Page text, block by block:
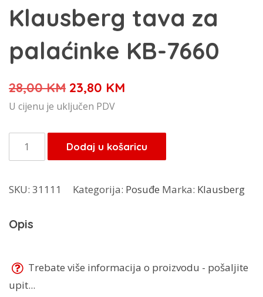
Klausberg tava za
palaćinke KB-7660
28,00KM Izvorna
cijena
je:
28,00 KM.
23,80 KM
23,80 KM.
U cijenu je uključen PDV
Klausberg
tava
palaćinke
7660
Dodaj u košaricu
SKU: 31111 Kategorija: Posuđe Marka: Klausberg
Opis
Trebate više informacija o proizvodu - pošaljite
upit...